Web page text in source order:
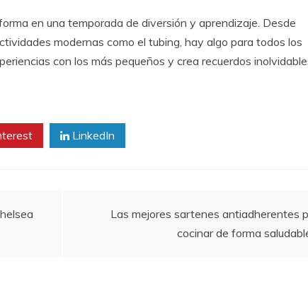
en una temporada de diversión y aprendizaje. Desde
modernas como el tubing, hay algo para todos los
con los más pequeños y crea recuerdos
LinkedIn
Las mejores sartenes antiadherentes
cocinar de forma